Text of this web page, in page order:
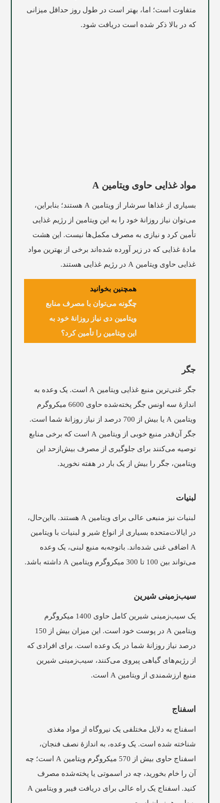
متفاوت است؛ اما، بهتر است در طول روز حداقل میزانی
که در بالا ذکر شده است دریافت شود.
مواد غذایی حاوی ویتامین A
بسیاری از غذاها سرشار از ویتامین A هستند؛ بنابراین،
می‌توان نیاز روزانۀ خود را به این ویتامین از رژیم غذایی
تأمین کرد و نیازی به مصرف مکمل‌ها نیست. این هشت
مادۀ غذایی که در زیر آورده شده‌اند برخی از بهترین مواد
غذایی حاوی ویتامین A در رژیم غذایی هستند.
همچنین بخوانید
چگونه می‌توان با مصرف منابع
ویتامین دی نیاز روزانۀ خود به
این ویتامین را تأمین کرد؟
جگر
جگر غنی‌ترين منبع غذایی ويتامين A است. یک وعده به
اندازۀ سه اونس جگر پخته‌شده حاوی 6600 میکروگرم
ویتامین A یا بیش از 700 درصد از نیاز روزانۀ شما است.
جگر آن‌قدر منبع خوبی از ویتامین A است که برخی منابع
توصیه می‌کنند برای جلوگیری از مصرف بیش‌ازحد این
ویتامین، جگر را بیش از یک بار در هفته نخورید.
لبنیات
لبنیات نیز منبعی عالی برای ویتامین A هستند. بااین‌حال،
در ایالات‌متحده بسیاری از انواع شیر و لبنیات با ویتامین
A اضافی غنی شده‌اند. باتوجه‌به منبع لبنی، یک وعده
می‌تواند بین 100 تا 300 میکروگرم ویتامین A داشته باشد.
سیب‌زمینی شیرین
یک سیب‌زمینی شیرین کامل حاوی 1400 میکروگرم
ویتامین A در پوست خود است. این میزان بیش از 150
درصد نیاز روزانۀ شما در یک وعده است. برای افرادی که
از رژیم‌های گیاهی پیروی می‌کنند، سیب‌زمینی شیرین
منبع ارزشمندی از ویتامین A است.
اسفناج
اسفناج به دلایل مختلفی یک نیروگاه از مواد مغذی
شناخته شده است. یک وعده، به اندازۀ نصف فنجان،
اسفناج حاوی بیش از 570 میکروگرم ویتامین A است؛ چه
آن را خام بخورید، چه در اسموتی یا پخته‌شده مصرف
کنید. اسفناج یک راه عالی برای دریافت فیبر و ویتامین A